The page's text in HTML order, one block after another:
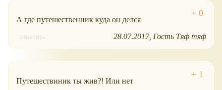
А где путешественник куда он делся
ответить 28.07.2017 Гость Тяф тяф
Путешествиник ты жив?! Или нет